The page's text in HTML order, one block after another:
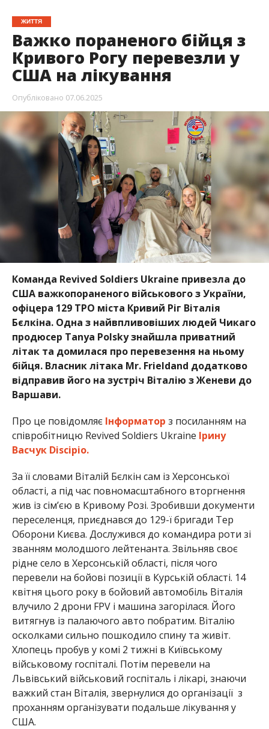
ЖИТТЯ
Важко пораненого бійця з
Кривого Рогу перевезли у
США на лікування
Опубліковано 07.06.2025
Команда Revived Soldiers Ukraine привезла до
США важкопораненого військового з України,
офіцера 129 ТРО міста Кривий Ріг Віталія
Бєлкіна. Одна з найвпливовіших людей Чикаго
продюсер Tanya Polsky знайшла приватний
літак та домилася про перевезення на ньому
бійця. Власник літака Mr. Frieldand додатково
відправив його на зустріч Віталію з Женеви до
Варшави.
Про це повідомляє Інформатор з посиланням на
співробітницю Revived Soldiers Ukraine Ірину
Васчук Discipio.
За її словами Віталій Бєлкін сам із Херсонської
області, а під час повномасштабного вторгнення
жив із сім’єю в Кривому Розі. Зробивши документи
переселенця, приєднався до 129-ї бригади Тер
Оборони Києва. Дослужився до командира роти зі
званням молодшого лейтенанта. Звільняв своє
рідне село в Херсонській області, після чого
перевели на бойові позиції в Курській області. 14
квітня цього року в бойовий автомобіль Віталія
влучило 2 дрони FPV і машина загорілася. Його
витягнув із палаючого авто побратим. Віталію
осколками сильно пошкодило спину та живіт.
Хлопець пробув у комі 2 тижні в Київському
військовому госпіталі. Потім перевели на
Львівський військовий госпіталь і лікарі, знаючи
важкий стан Віталія, звернулися до організації з
проханням організувати подальше лікування у
США.